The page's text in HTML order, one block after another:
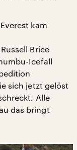
kam
Brice
Icefall
sich jetzt gelöst
Alle
das bringt